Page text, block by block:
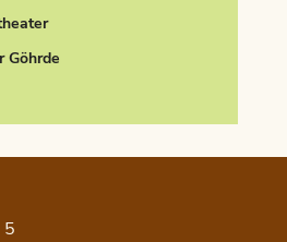
Göhrde
5